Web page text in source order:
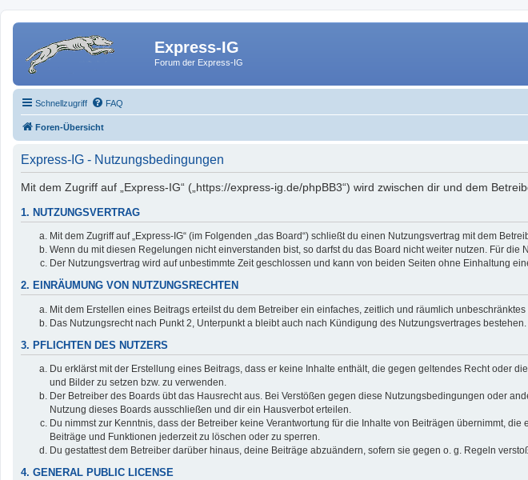
Express-IG
Forum der Express-IG
Schnellzugriff FAQ
Foren-Übersicht
Express-IG - Nutzungsbedingungen
Mit dem Zugriff auf „Express-IG“ („https://express-ig.de/phpBB3“) wird zwischen dir und dem
1. NUTZUNGSVERTRAG
Mit dem Zugriff auf „Express-IG“ (im Folgenden „das Board“) schließt du einen Nutzungsvertrag mit dem
Wenn du mit diesen Regelungen nicht einverstanden bist, so darfst du das Board nicht weiter nutzen. Für
Der Nutzungsvertrag wird auf unbestimmte Zeit geschlossen und kann von beiden Seiten ohne Einhaltung
2. EINRÄUMUNG VON NUTZUNGSRECHTEN
Mit dem Erstellen eines Beitrags erteilst du dem Betreiber ein einfaches, zeitlich und räumlich
Das Nutzungsrecht nach Punkt 2, Unterpunkt a bleibt auch nach Kündigung des Nutzungsvertrages bestehen.
3. PFLICHTEN DES NUTZERS
Du erklärst mit der Erstellung eines Beitrags, dass er keine Inhalte enthält, die gegen geltendes Recht oder
und Bilder zu setzen bzw. zu verwenden.
Der Betreiber des Boards übt das Hausrecht aus. Bei Verstößen gegen diese Nutzungsbedingungen oder
Nutzung dieses Boards ausschließen und dir ein Hausverbot erteilen.
Du nimmst zur Kenntnis, dass der Betreiber keine Verantwortung für die Inhalte von Beiträgen übernimmt,
Beiträge und Funktionen jederzeit zu löschen oder zu sperren.
Du gestattest dem Betreiber darüber hinaus, deine Beiträge abzuändern, sofern sie gegen o. g. Regeln
4. GENERAL PUBLIC LICENSE